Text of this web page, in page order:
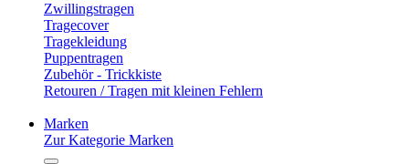
Zwillingstragen
Tragecover
Tragekleidung
Puppentragen
Zubehör - Trickkiste
Retouren / Tragen mit kleinen Fehlern
Marken
Zur Kategorie Marken